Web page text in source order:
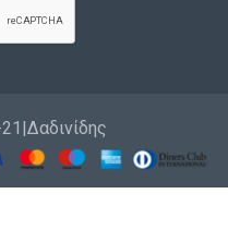
Επικοινωνία Καλέστε μας